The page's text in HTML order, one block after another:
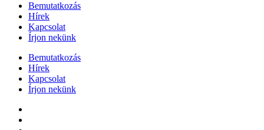
Bemutatkozás
Hírek
Kapcsolat
Írjon nekünk
Bemutatkozás
Hírek
Kapcsolat
Írjon nekünk